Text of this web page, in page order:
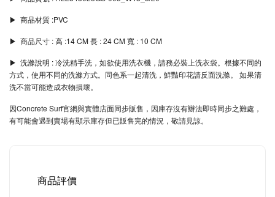
▶︎ 商品材質 :PVC
▶︎ 商品尺寸 : 高 :14 CM 長 : 24 CM 寬 : 10 CM
▶︎ 洗滌說明 : 冷洗精手洗，如欲使用洗衣機，請務必裝上洗衣袋。根據不同的
方式，使用不同的洗滌方式。同色系一起清洗，鮮豔印花請反面洗滌。 如果清
洗不當可能造成衣物損壞。
因Concrete Surf官網與實體店面同步販售，因庫存沒有辦法即時同步之難處，
有可能會遇到賣場有顯示庫存但已販售完的情況，敬請見諒。
商品評價